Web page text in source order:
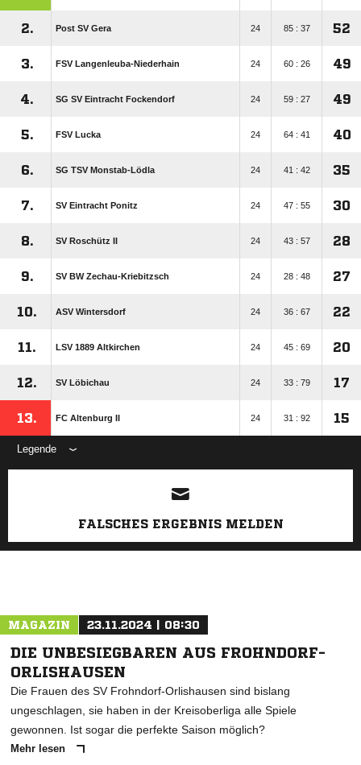
2. Post SV Gera 24 85 : 37 52
3. FSV Langenleuba-Niederhain 24 60 : 26 49
4. SG SV Eintracht Fockendorf 24 59 : 27 49
5. FSV Lucka 24 64 : 41 40
6. SG TSV Monstab-Lödla 24 41 : 42 35
7. SV Eintracht Ponitz 24 47 : 55 30
8. SV Roschütz II 24 43 : 57 28
9. SV BW Zechau-Kriebitzsch 24 28 : 48 27
10. ASV Wintersdorf 24 36 : 67 22
11. LSV 1889 Altkirchen 24 45 : 69 20
12. SV Löbichau 24 33 : 79 17
13. FC Altenburg II 24 31 : 92 15
Legende
ANZEIGE
FALSCHES ERGEBNIS MELDEN
MAGAZIN 23.11.2024 | 08:30
DIE UNBESIEGBAREN AUS FROHNDORF-
ORLISHAUSEN
Die Frauen des SV Frohndorf-Orlishausen sind bislang
ungeschlagen, sie haben in der Kreisoberliga alle Spiele
gewonnen. Ist sogar die perfekte Saison möglich?
Mehr lesen